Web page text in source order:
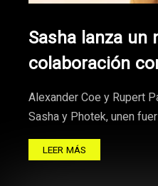
Sasha lanza un
colaboración
Alexander Coe y Rupert
Sasha y Photek, unen
LEER MÁS